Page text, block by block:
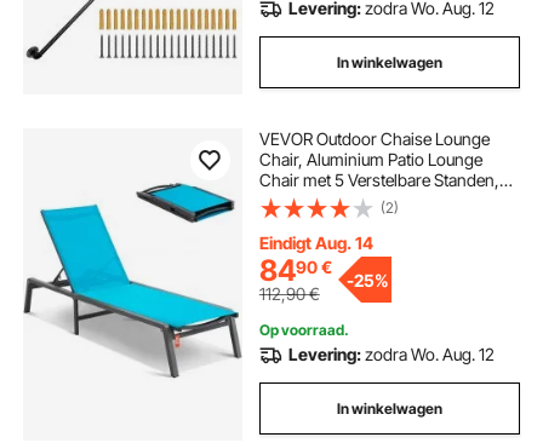
Levering:zodra Wo. Aug. 12
In winkelwagen
VEVOR Outdoor Chaise Lounge
Chair, Aluminium Patio Lounge
Chair met 5 Verstelbare Standen,
Opvouwbare Zwembad Lounge
Chair met Ligfunctie en Volledig
Vlakke Zonnestoel voor Terras,
Strand, Zwembad, Blauw
(2)
Eindigt Aug. 14
8490€
112,90€
-25%
Op voorraad.
Levering:zodra Wo. Aug. 12
In winkelwagen